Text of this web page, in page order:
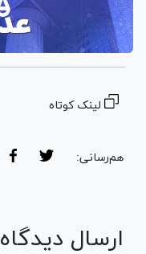
لینک کوتاه
هم‌رسانی:
ارسال دیدگاه